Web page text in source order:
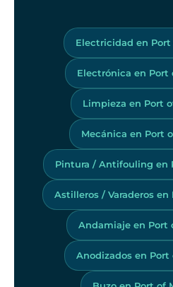
Electricidad en
Electrónica en Port
Limpieza en Port
Mecánica en Port
Pintura / Antifouling en
Astilleros / Varaderos
Andamiaje en Port
Anodizados en Port